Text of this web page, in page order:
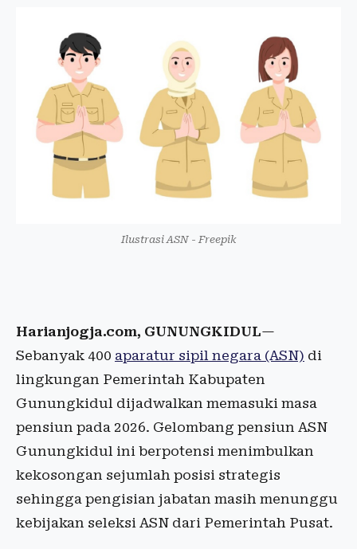
Ilustrasi ASN - Freepik
Harianjogja.com, GUNUNGKIDUL—
Sebanyak 400 aparatur sipil negara (ASN) di
lingkungan Pemerintah Kabupaten
Gunungkidul dijadwalkan memasuki masa
pensiun pada 2026. Gelombang pensiun ASN
Gunungkidul ini berpotensi menimbulkan
kekosongan sejumlah posisi strategis
sehingga pengisian jabatan masih menunggu
kebijakan seleksi ASN dari Pemerintah Pusat.